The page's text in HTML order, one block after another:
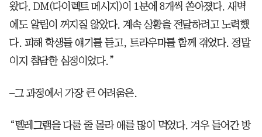
왔다. DM(다이렉트 메시지)이 1분에 8개씩 쏟아졌다. 새벽
에도 알림이 꺼지질 않았다. 계속 상황을 전달하려고 노력했
다. 피해 학생들 얘기를 듣고, 트라우마를 함께 겪었다. 정말
이지 참담한 심정이었다.”
–그 과정에서 가장 큰 어려움은.
“텔레그램을 다룰 줄 몰라 애를 많이 먹었다. 겨우 들어간 방